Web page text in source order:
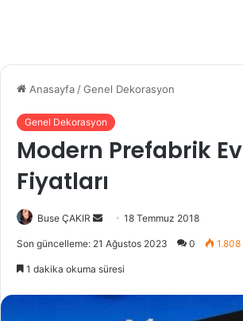
Anasayfa /Genel Dekorasyon
Genel Dekorasyon
Modern Prefabrik Ev
Fiyatları
Buse ÇAKIR
e
-
18 Temmuz 2018
Son güncelleme: 21 Ağustos 2023 0 1.808
1 dakika okuma süresi